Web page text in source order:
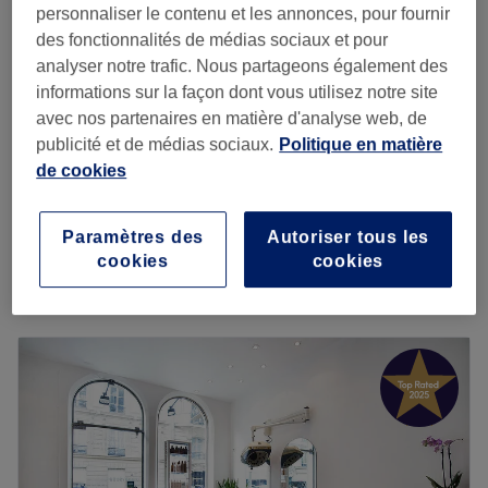
Femme - Balayage à l'air
libre et brushing
1 h 15 min - 1 h 45 min
à partir de
Économisez jusqu'à 20%
Femme - Coloration des
racines 1cm avec
ammoniaque, shampoing
et brushing
1 h 20 min
Je veux en savoir plus
Lundi 10:00–20:00
20:00
Mercredi
20:00
Jeudi
–20:00
Vendredi
20:00
Samedi
20:00
Dimanche
personnaliser le contenu et les annonces, pour fournir
des fonctionnalités de médias sociaux et pour
analyser notre trafic. Nous partageons également des
informations sur la façon dont vous utilisez notre site
avec nos partenaires en matière d'analyse web, de
publicité et de médias sociaux. Politique en matière
de cookies
Autoriser tous les
cookies
Paramètres des
cookies